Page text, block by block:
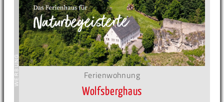
Ferienwohnung
Wolfsberghaus